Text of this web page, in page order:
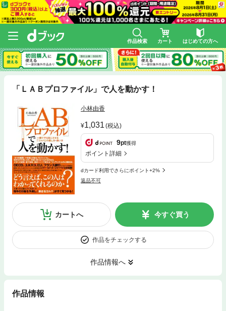
作品検索 カート はじめての方へ
「ＬＡＢプロファイル」で人を動かす！
小林由香
1,031 (税込)
9pt獲得
ポイント詳細
dカード利用でさらにポイント+2%
返品不可
カートへ 今すぐ買う
作品をチェックする
作品情報へ
作品情報